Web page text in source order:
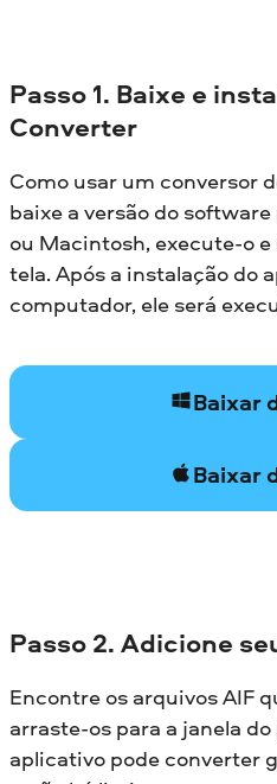
Passo 1. Baixe e
Converter
Como usar um conversor
baixe a versão do
ou Macintosh, execute-o
tela. Após a instalação do
computador, ele será
Baixar
Baixar
Passo 2. Adicione
Encontre os arquivos AIF
arraste-os para a janela
aplicativo pode converter